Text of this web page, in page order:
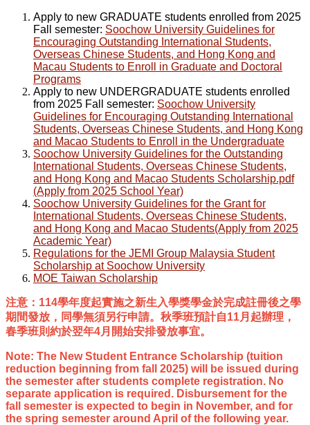
Apply to new GRADUATE students enrolled from 2025
Fall semester: Soochow University Guidelines for
Encouraging Outstanding International Students,
Overseas Chinese Students, and Hong Kong and
Macau Students to Enroll in Graduate and Doctoral
Programs
Apply to new UNDERGRADUATE students enrolled
from 2025 Fall semester: Soochow University
Guidelines for Encouraging Outstanding International
Students, Overseas Chinese Students, and Hong Kong
and Macao Students to Enroll in the Undergraduate
Soochow University Guidelines for the Outstanding
International Students, Overseas Chinese Students,
and Hong Kong and Macao Students Scholarship.pdf
(Apply from 2025 School Year)
Soochow University Guidelines for the Grant for
International Students, Overseas Chinese Students,
and Hong Kong and Macao Students(Apply from 2025
Academic Year)
Regulations for the JEMI Group Malaysia Student
Scholarship at Soochow University
MOE Taiwan Scholarship
注意： 114學年度起實施之新生入學獎學金於完成註冊後之學
期間發放，同學無須另行申請。秋季班預計自11月起辦理，
春季班則約於翌年4月開始安排發放事宜。
Note: The New Student Entrance Scholarship (tuition
reduction beginning from fall 2025) will be issued during
the semester after students complete registration. No
separate application is required. Disbursement for the
fall semester is expected to begin in November, and for
the spring semester around April of the following year.